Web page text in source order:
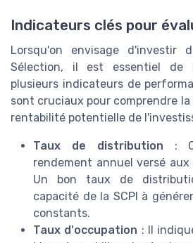
Indicateurs clés pour
Lorsqu'on envisage d'investir
Sélection, il est essentiel de
plusieurs indicateurs de
sont cruciaux pour comprendre
rentabilité potentielle de
Taux de distribution :
rendement annuel versé
Un bon taux de
capacité de la SCPI à
constants.
Taux d'occupation : Il